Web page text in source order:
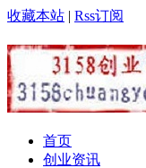
收藏本站 | Rss订阅
首页
创业资讯